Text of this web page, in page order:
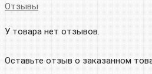
Отзывы
У товара нет отзывов.
Оставьте отзыв о заказанном